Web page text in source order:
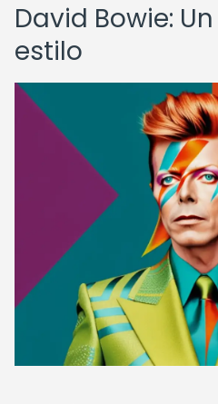
David Bowie:
estilo